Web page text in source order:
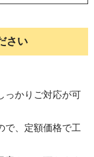
者の業務停止
さい
っかりご対応が可
で、定額価格で工